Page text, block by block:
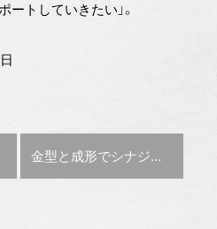
トしていきたい」。
ニチダイ次の記事 :
金型と成形でシナジー